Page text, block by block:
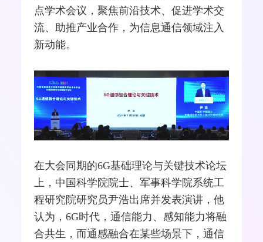
点学术会议，聚焦前沿技术、促进学术交
流、助推产业合作，为信息通信领域注入
新动能。
在大会同期的6G基础理论与关键技术论坛
上，中国科学院院士、军事科学院系统工
程研究院研究员尹浩出席并发表演讲，他
认为，6G时代，通信能力、感知能力将融
合共生，而通感融合在某些场景下，通信